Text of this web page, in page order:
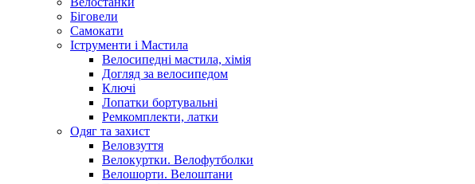
Біговели
Самокати
Іструменти і Мастила
Велосипедні мастила, хімія
Догляд за велосипедом
Ключі
Лопатки бортувальні
Ремкомплекти, латки
Одяг та захист
Веловзуття
Велокуртки. Велофутболки
Велошорти. Велоштани